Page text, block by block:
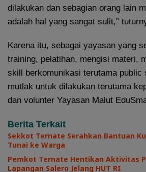
dilakukan dan sebagian orang lain
adalah hal yang sangat sulit,”
Karena itu, sebagai yayasan yang
training, pelatihan, mengisi materi,
skill berkomunikasi terutama public
mutlak untuk dilakukan terutama
dan volunter Yayasan Malut
Berita Terkait
Sekkot Ternate Serahkan Bantuan
Tunai ke Warga
Pemkot Ternate Hentikan Aktivitas
Lapangan Salero Jelang HUT RI